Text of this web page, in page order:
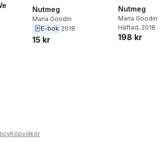
Nutmeg
Maria Goodin
E-bok 2018
15 kr
Nutmeg
Maria Goodin
Häftad, 2018
198 kr
Köpvillkor